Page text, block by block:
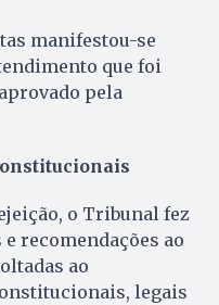
manifestou-se
que foi
pela
o Tribunal fez
recomendações ao
ao
legais